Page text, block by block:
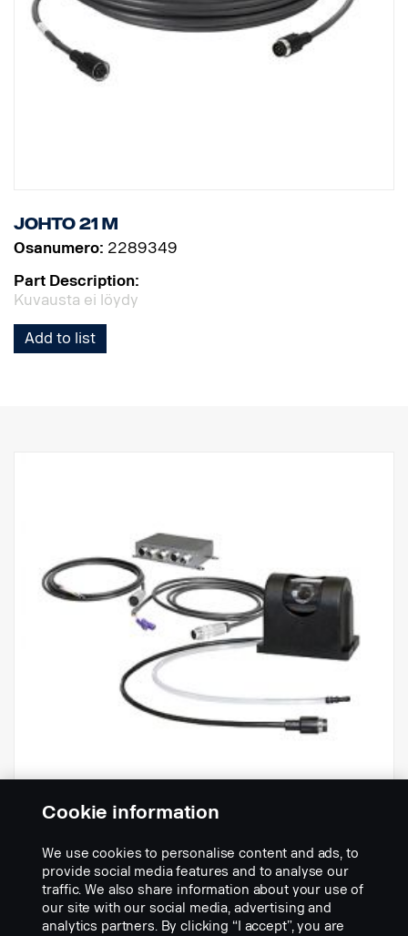
Johto 21 m
Osanumero: 2289349
Part Description:
Kuvausta ei löydy
Add to list
ATVC-sarja
Osanumero: 2289344
Part Description:
Cookie information
We use cookies to personalise content and ads, to
provide social media features and to analyse our
traffic. We also share information about your use of
our site with our social media, advertising and
analytics partners. By clicking “I accept”, you are